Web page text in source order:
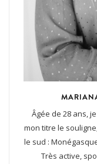
Âgée de 28 ans,
mon titre le
le sud :
Très active,